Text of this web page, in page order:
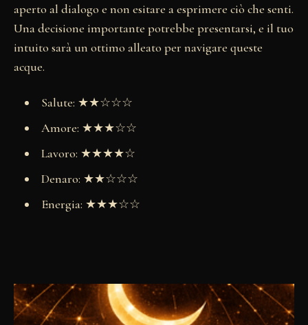
aperto al dialogo e non esitare a esprimere ciò che senti.
Una decisione importante potrebbe presentarsi, e il tuo
intuito sarà un ottimo alleato per navigare queste
acque.
Salute: ★★☆☆☆
Amore: ★★★☆☆
Lavoro: ★★★★☆
Denaro: ★★☆☆☆
Energia: ★★★☆☆